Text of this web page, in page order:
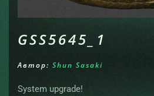
GSS5645_1
Автор: Shun Sasaki
System upgrade!